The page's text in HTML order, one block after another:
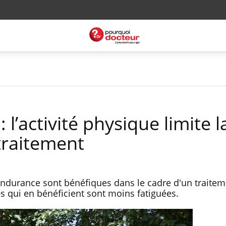
l’activité physique limite
sont bénéfiques dans le cadre d'un
qui en bénéficient sont moins fatiguées.